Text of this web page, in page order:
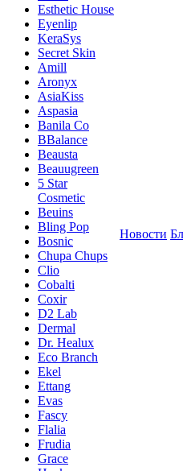
Esthetic House
Eyenlip
KeraSys
Secret Skin
Amill
Aronyx
AsiaKiss
Aspasia
Banila Co
BBalance
Beausta
Beauugreen
5 Star
Cosmetic
Beuins
Bling Pop
Bosnic
Chupa Chups
Clio
Cobalti
Coxir
D2 Lab
Dermal
Dr. Healux
Eco Branch
Ekel
Ettang
Evas
Fascy
Flalia
Frudia
Grace
Новости